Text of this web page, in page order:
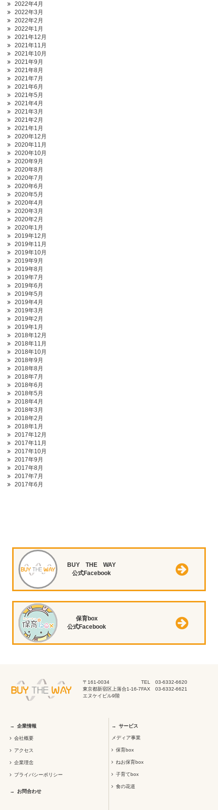
2022年4月
2022年3月
2022年2月
2022年1月
2021年12月
2021年11月
2021年10月
2021年9月
2021年8月
2021年7月
2021年6月
2021年5月
2021年4月
2021年3月
2021年2月
2021年1月
2020年12月
2020年11月
2020年10月
2020年9月
2020年8月
2020年7月
2020年6月
2020年5月
2020年4月
2020年3月
2020年2月
2020年1月
2019年12月
2019年11月
2019年10月
2019年9月
2019年8月
2019年7月
2019年6月
2019年5月
2019年4月
2019年3月
2019年2月
2019年1月
2018年12月
2018年11月
2018年10月
2018年9月
2018年8月
2018年7月
2018年6月
2018年5月
2018年4月
2018年3月
2018年2月
2018年1月
2017年12月
2017年11月
2017年10月
2017年9月
2017年8月
2017年7月
2017年6月
BUY THE WAY
公式Facebook
保育box
公式Facebook
〒161-0034
東京都新宿区上落合1-16-7
エヌケイビル9階
TEL 03-6332-6620
FAX 03-6332-6621
企業情報
会社概要
アクセス
企業理念
プライバシーポリシー
お問合わせ
サービス
メディア事業
保育box
ねお保育box
子育てbox
食の花道